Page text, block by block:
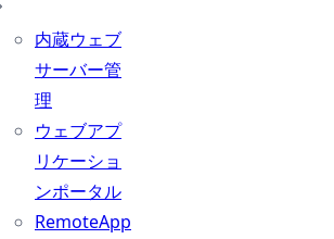
内蔵ウェブ
サーバー管
理
ウェブアプ
リケーショ
ンポータル
RemoteApp